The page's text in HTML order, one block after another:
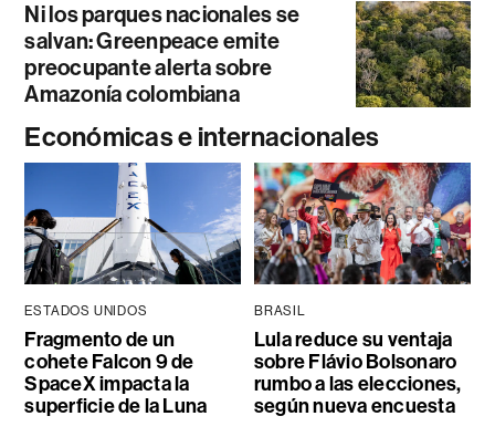
Ni los parques nacionales se
salvan: Greenpeace emite
preocupante alerta sobre
Amazonía colombiana
Económicas e internacionales
ESTADOS UNIDOS
Fragmento de un
cohete Falcon 9 de
SpaceX impacta la
superficie de la Luna
BRASIL
Lula reduce su ventaja
sobre Flávio Bolsonaro
rumbo a las elecciones,
según nueva encuesta